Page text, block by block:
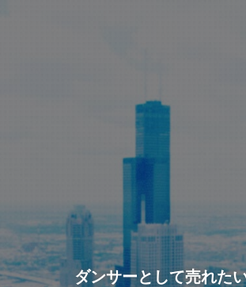
ダンサーとして売れた